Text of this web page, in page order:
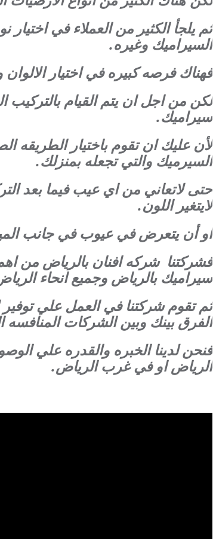
ثم يلجأ الكثير من العملاء في
السيراميك وغيره.
فهناك فرصه كبيره في اختيار الالوان
لكن من اجل ان يتم القيام بالتركيب
سيراميك.
لأن عليك ان تقوم باختيار الطريقه
السيرميك والتي تجعله بمنزلك.
حتى لاتعاني من اي عيب فيما بعد
لايتغير اللون.
او أن يتعرض في عيوب في جانب
فشركتنا شركه افنان بالرياض من
سيراميك بالرياض وجميع انحاء
ثم تقوم شركتنا في العمل علي
الفرق بينك وبين الشركات
فنحن لدينا الخبره والقدره علي
الرياض او في غرب الرياض.